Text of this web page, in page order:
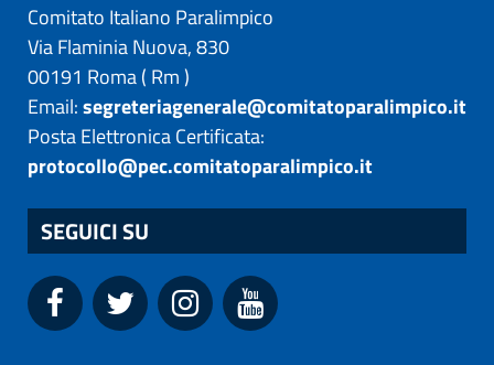
Comitato Italiano Paralimpico
Via Flaminia Nuova, 830
00191 Roma( Rm)
Email:segreteriagenerale@comitatoparalimpico.it
Posta Elettronica Certificata:
protocollo@pec.comitatoparalimpico.it
SEGUICI SU